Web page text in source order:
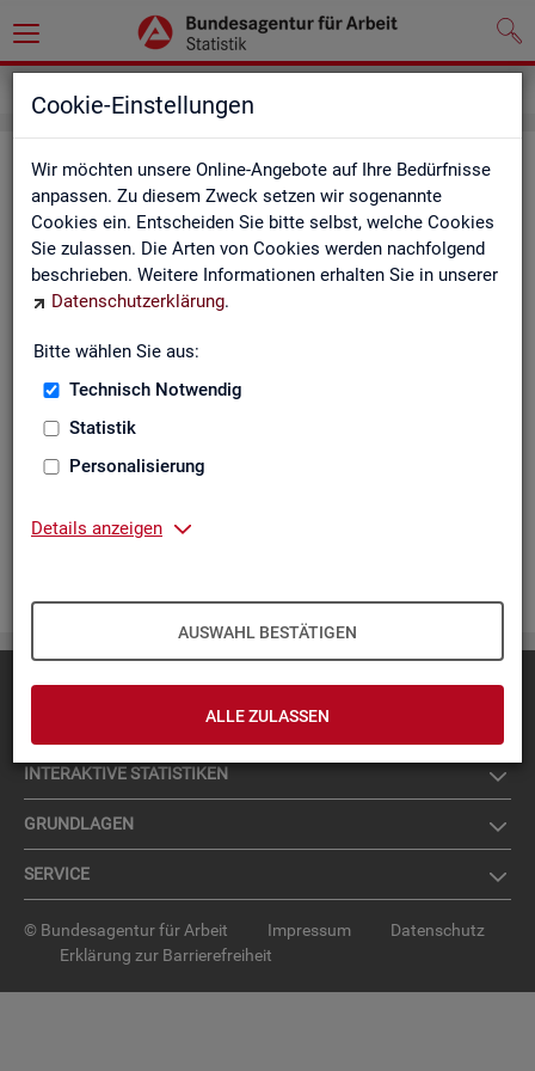
Cookie-Einstellungen
Wir möchten unsere Online-Angebote auf Ihre Bedürfnisse
anpassen. Zu diesem Zweck setzen wir sogenannte
Cookies ein. Entscheiden Sie bitte selbst, welche Cookies
Sie zulassen. Die Arten von Cookies werden nachfolgend
beschrieben. Weitere Informationen erhalten Sie in unserer
Datenschutzerklärung.
Bitte wählen Sie aus:
Technisch Notwendig
Statistik
Personalisierung
Details anzeigen
AUSWAHL BESTÄTIGEN
ALLE ZULASSEN
News­let­ter Sta­tis­tik und Ar­beits­
markt­be­richt­erstat­tung der BA
Mit dem mo­nat­li­chen News­let­ter in­for­mie­ren wir Sie über
ver­schie­de­ne The­men und ak­tu­el­le Ent­wick­lun­gen.
ak­tu­el­le Be­rich­te, wie z. B. den Mo­nats­be­richt und den BA-
neue Ver­öf­fent­li­chun­gen,
Son­der­be­rich­te,
an­de­re Neu­ig­kei­ten aus der Sta­tis­tik.
Die­ser Ser­vice ist selbst­ver­ständ­lich kos­ten­los.
IN­TER­AK­TI­VE STA­TIS­TI­KEN
GRUND­LA­GEN
SER­VICE
© Bundesagentur für Arbeit Impressum
Datenschutz
Erklärung zur Barrierefreiheit